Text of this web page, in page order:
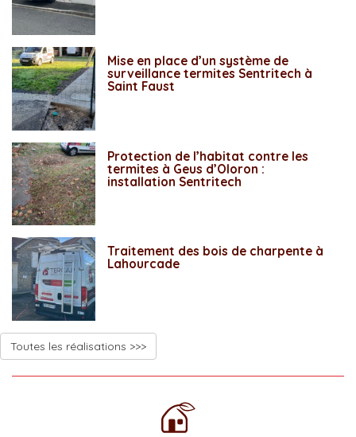
Mise en place d’un système de
surveillance termites Sentritech à
Saint Faust
Protection de l’habitat contre les
termites à Geus d’Oloron :
installation Sentritech
Traitement des bois de charpente à
Lahourcade
Toutes les réalisations >>>